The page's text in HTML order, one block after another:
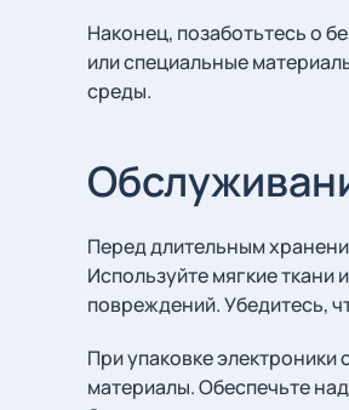
Наконец, позаботьтесь о
или специальные
среды.
Перед длительным
Используйте мягкие ткани
повреждений. Убедитесь,
При упаковке
материалы. Обеспечьте